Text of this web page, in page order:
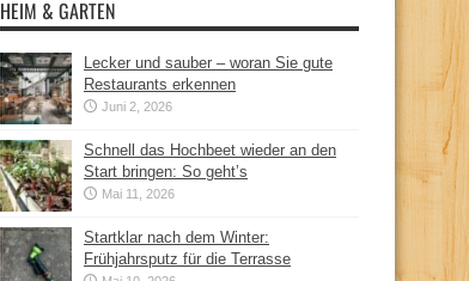
HEIM & GARTEN
Lecker und sauber – woran Sie gute
Restaurants erkennen
Juni 2, 2026
Schnell das Hochbeet wieder an den
Start bringen: So geht’s
Mai 11, 2026
Startklar nach dem Winter:
Frühjahrsputz für die Terrasse